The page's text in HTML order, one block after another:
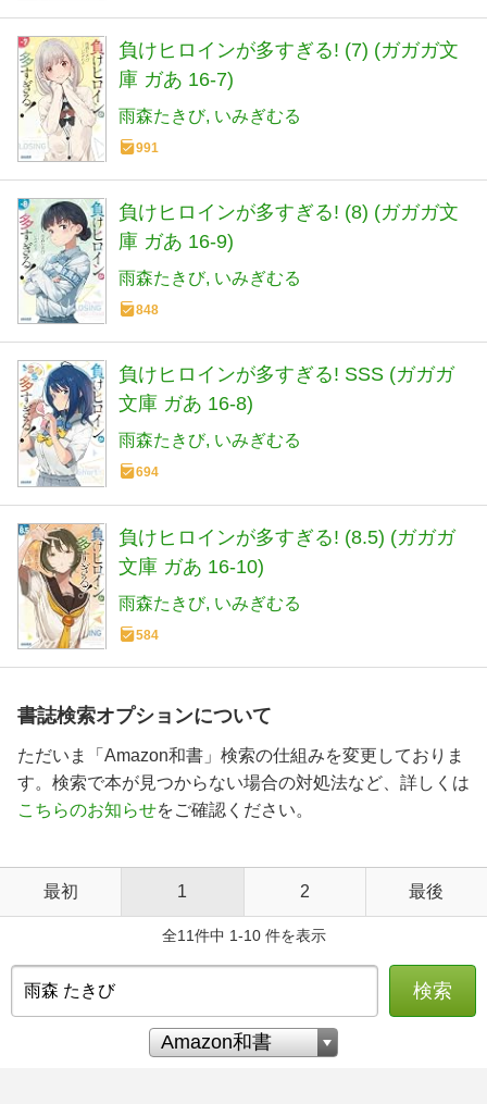
負けヒロインが多すぎる! (7) (ガガガ文
庫 ガあ 16-7)
雨森たきび いみぎむる
991
負けヒロインが多すぎる! (8) (ガガガ文
庫 ガあ 16-9)
雨森たきび いみぎむる
848
負けヒロインが多すぎる! SSS (ガガガ
文庫 ガあ 16-8)
雨森たきび いみぎむる
694
負けヒロインが多すぎる! (8.5) (ガガガ
文庫 ガあ 16-10)
雨森たきび いみぎむる
584
書誌検索オプションについて
ただいま「Amazon和書」検索の仕組みを変更しておりま
す。検索で本が見つからない場合の対処法など、詳しくは
こちらのお知らせをご確認ください。
最初 1 2 最後
全11件中 1-10 件を表示
検索